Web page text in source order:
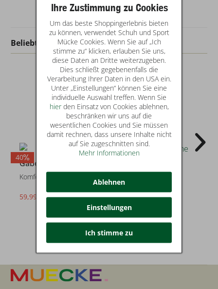
Beliebt in dieser Kategorie
40
Gabor
Komfortschuhe
59,99 € statt* 99,95 €
40
59,99 € statt* 99,95 €
Ihre Zustimmung zu Cookies
Um das beste Shoppingerlebnis bieten
zu können, verwendet Schuh und Sport
Mücke Cookies. Wenn Sie auf „Ich
stimme zu“ klicken, erlauben Sie uns,
diese Daten an Dritte weiterzugeben.
Dies schließt gegebenenfalls die
Verarbeitung Ihrer Daten in den USA ein.
Unter „Einstellungen“ können Sie eine
individuelle Auswahl treffen. Wenn Sie
hierden Einsatz von Cookies ablehnen,
beschränken wir uns auf die
wesentlichen Cookies und Sie müssen
damit rechnen, dass unsere Inhalte nicht
auf Sie zugeschnitten sind.
Mehr Informationen
Ablehnen
Einstellungen
Ich stimme zu